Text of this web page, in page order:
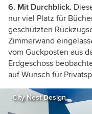
6. Mit Durchblick.
nur viel Platz für
geschützten
Zimmerwand
vom Guckposten aus
Erdgeschoss
auf Wunsch für
City Nest Design